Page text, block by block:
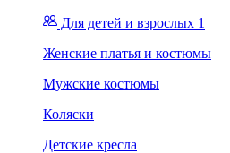
Для детей и взрослых 1
Женские платья и костюмы
Мужские костюмы
Коляски
Детские кресла